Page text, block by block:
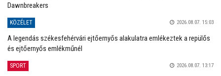
Dawnbreakers
KÖZÉLET 2026.08.07. 15:03
A legendás székesfehérvári ejtőernyős alakulatra emlékeztek a repülős
és ejtőernyős emlékműnél
SPORT 2026.08.07. 13:17